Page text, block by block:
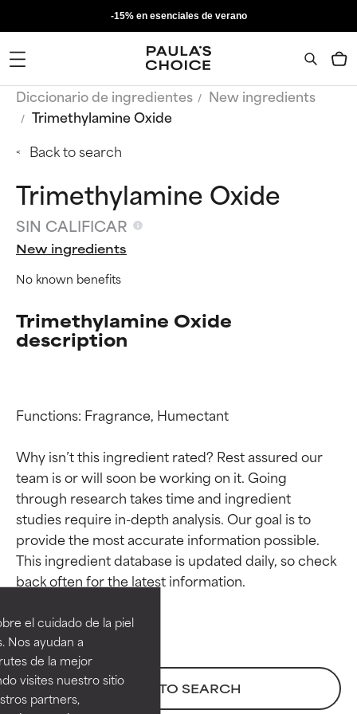
el cuidado de la piel
Nos ayudan a
de la mejor
visites nuestro sitio
partners,
-15% en esenciales de verano
Diccionario de ingredientes
New ingredients
Trimethylamine Oxide
Back to search
Trimethylamine Oxide
SIN CALIFICAR
New ingredients
No known benefits
Trimethylamine Oxide
description
Functions: Fragrance, Humectant
Why isn’t this ingredient rated? Rest assured our
team is or will soon be working on it. Going
through research takes time and ingredient
studies require in-depth analysis. Our goal is to
provide the most accurate information possible.
This ingredient database is updated daily, so check
BACK TO SEARCH
Calificaciones de
ingredientes
EXCELENTE
Ingrediente sobresaliente con
beneficios reales para la piel. Su
eficacia está demostrada y
respaldada por estudios
Calificaciones de
ingredientes
EXCELENTE
Ingrediente sobresaliente con
beneficios reales para la piel. Su
eficacia está demostrada y
respaldada por estudios